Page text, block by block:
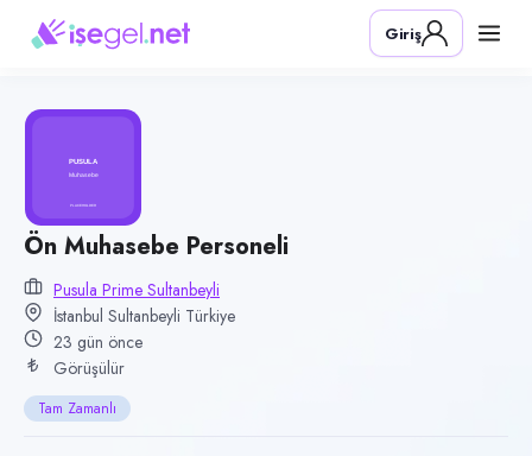
Pozisyon
Ön Muhasebe Personeli
Pusula Prime Sultanbeyli
Kategori
Finans & Muhasebe
Konum
Sultanbeyli, İstanbul
Çalışma şekli
Tam Zamanlı · Ofis
Yayın tarihi
16 Temmuz 2026
Giriş
Ön Muhasebe Personeli
Pusula Prime Sultanbeyli
İstanbul Sultanbeyli Türkiye
23 gün önce
Görüşülür
Tam Zamanlı